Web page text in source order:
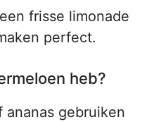
frisse limonade
perfect.
heb?
gebruiken